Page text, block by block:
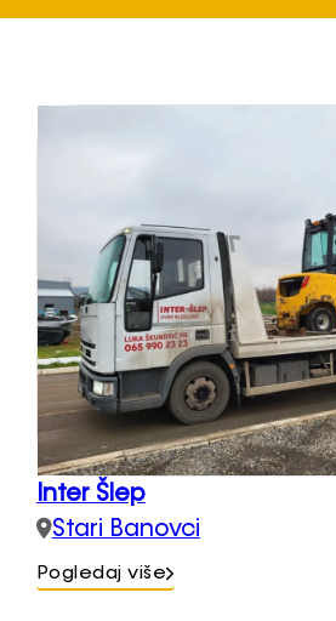
Inter Šlep
Stari Banovci
Pogledaj više